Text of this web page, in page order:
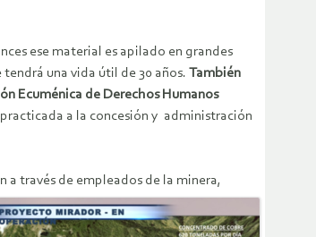
ese material es apilado en grandes
una vida útil de 30 años. También
Ecuménica de Derechos Humanos
a la concesión y administración
a través de empleados de la minera,